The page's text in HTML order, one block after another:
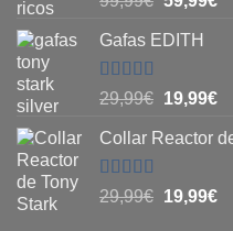
5
original
99,99€.
Gafas EDITH
Valorado
5
29,99€ El
original
29,99€.
19,99€El
Collar Reactor
Valorado
29,99€ El
19,99€El